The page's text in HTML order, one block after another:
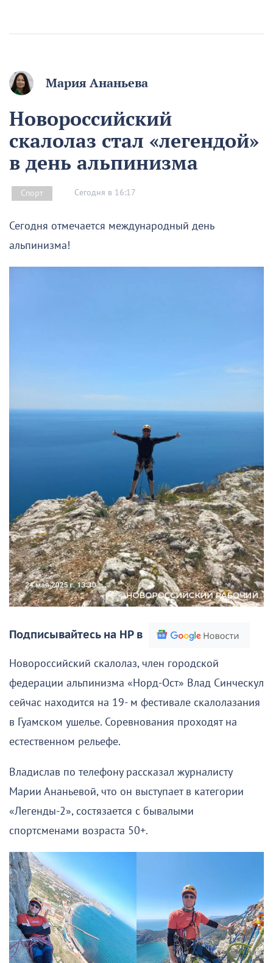
Мария Ананьева
Новороссийский
скалолаз стал «легендой»
в день альпинизма
Спорт Сегодня в 16:17
Сегодня отмечается международный день
альпинизма!
Подписывайтесь на НР в
Новороссийский скалолаз, член городской
федерации альпинизма «Норд-Ост» Влад Синческул
сейчас находится на 19- м фестивале скалолазания
в Гуамском ушелье. Соревнования проходят на
естественном рельефе.
Владислав по телефону рассказал журналисту
Марии Ананьевой, что он выступает в категории
«Легенды-2», состязается с бывалыми
спортсменами возраста 50+.